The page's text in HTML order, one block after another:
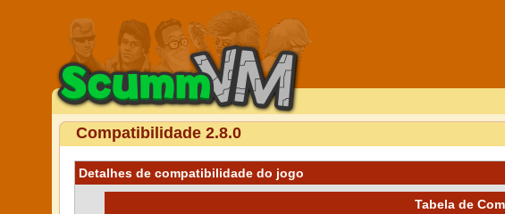
Compatibilidade 2.8.0
Detalhes de compatibilidade do jogo
Tabela de